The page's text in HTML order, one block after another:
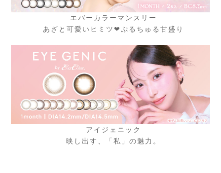
エバーカラーマンスリー
あざと可愛いヒミツ❤ぷるちゅる甘盛り​
アイジェニック
映し出す、「私」の魅力。